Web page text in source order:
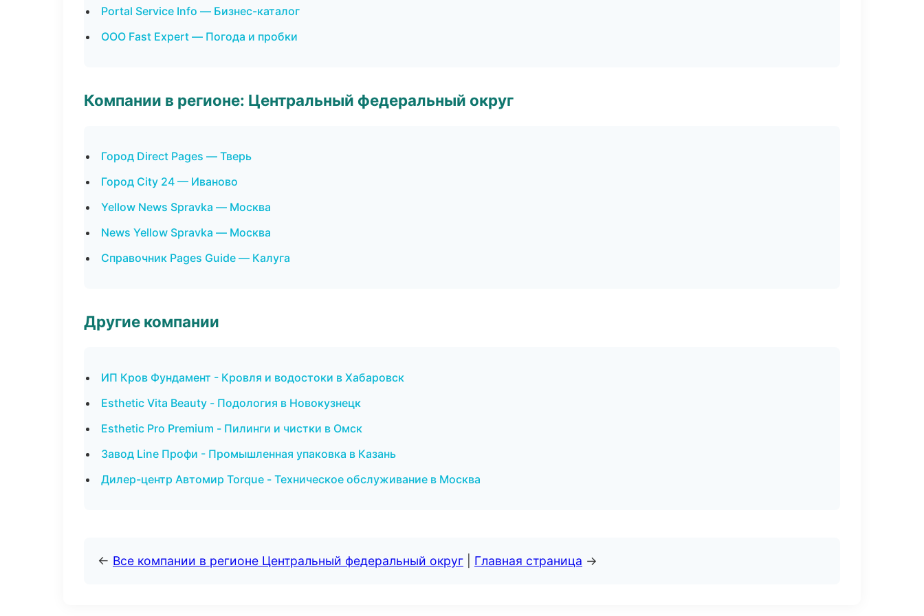
Portal Service Info — Бизнес-каталог
ООО Fast Expert — Погода и пробки
Компании в регионе: Центральный федеральный округ
Город Direct Pages — Тверь
Город City 24 — Иваново
Yellow News Spravka — Москва
News Yellow Spravka — Москва
Справочник Pages Guide — Калуга
Другие компании
ИП Кров Фундамент - Кровля и водостоки в Хабаровск
Esthetic Vita Beauty - Подология в Новокузнецк
Esthetic Pro Premium - Пилинги и чистки в Омск
Завод Line Профи - Промышленная упаковка в Казань
Дилер-центр Автомир Torque - Техническое обслуживание в Москва
← Все компании в регионе Центральный федеральный округ Главная страница →